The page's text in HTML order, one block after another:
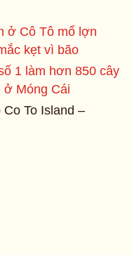
ở Cô Tô mổ lợn
kẹt vì bão
1 làm hơn 850 cây
ở Móng Cái
Co To Island –